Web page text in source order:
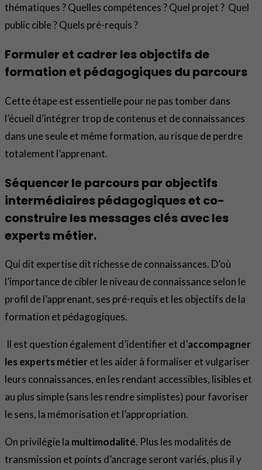
thématiques ? Quelles compétences ? Quel projet ? Quel
public cible ? Quels pré-requis ?
Formuler et cadrer les objectifs de
formation et pédagogiques du parcours
Cette étape est essentielle pour ne pas tomber dans
l’écueil d’intégrer trop de contenus et de connaissances
dans une seule et même formation, au risque de perdre
totalement l’apprenant.
Séquencer le parcours par objectifs
intermédiaires pédagogiques et co-
construire les messages clés avec les
experts métier.
Qui dit expertise dit richesse de connaissances. D’où
l’importance de cibler le niveau de connaissance selon le
profil de l’apprenant, ses pré-requis et les objectifs de la
formation et pédagogiques.
Il est question également d’identifier et d’accompagner
les experts métieret les aider à formaliser et vulgariser
leurs connaissances, en les rendant accessibles, lisibles et
au plus simple (sans les rendre simplistes) pour favoriser
le sens, la mémorisation et l’appropriation.
On privilégie la multimodalité. Plus les modalités de
transmission et points d’ancrage seront variés, plus il y